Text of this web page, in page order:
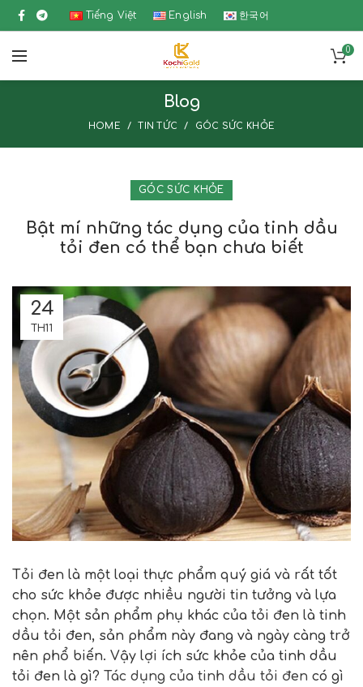
Tiếng Việt English 한국어
0
Blog
HOME TIN TỨC GÓC SỨC KHỎE
GÓC SỨC KHỎE
Bật mí những tác dụng của tinh dầu
tỏi đen có thể bạn chưa biết
24
TH11
Tỏi đen là một loại thực phẩm quý giá và rất tốt
cho sức khỏe được nhiều người tin tưởng và lựa
chọn. Một sản phẩm phụ khác của tỏi đen là tinh
dầu tỏi đen, sản phẩm này đang và ngày càng trở
nên phổ biến. Vậy lợi ích sức khỏe của tinh dầu
tỏi đen là gì? Tác dụng của tinh dầu tỏi đen có gì